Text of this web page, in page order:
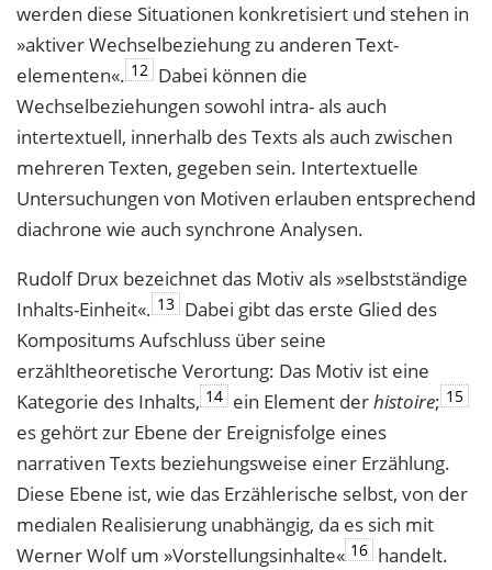
werden diese Situationen konkretisiert und stehen in
»aktiver Wechselbeziehung zu anderen Text­
elementen«. 12 Dabei können die
Wechselbeziehungen sowohl intra- als auch
intertextuell, innerhalb des Texts als auch zwischen
mehreren Texten, gegeben sein. Intertextuelle
Untersuchungen von Motiven erlauben entsprechend
diachrone wie auch synchrone Analysen.
Rudolf Drux bezeichnet das Motiv als »selbstständige
Inhalts-Einheit«. 13 Dabei gibt das erste Glied des
Kompositums Aufschluss über seine
erzähltheoretische Verortung: Das Motiv ist eine
Kategorie des Inhalts, 14 ein Element derhistoire; 15
es gehört zur Ebene der Ereignisfolge eines
narrativen Texts beziehungsweise einer Erzählung.
Diese Ebene ist, wie das Erzählerische selbst, von der
medialen Realisierung unabhängig, da es sich mit
Werner Wolf um »Vorstellungsinhalte« 16 handelt.